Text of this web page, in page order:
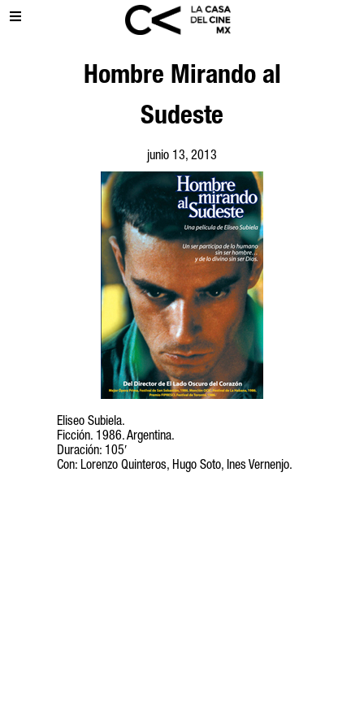
Hombre Mirando al
Sudeste
junio 13, 2013
Eliseo Subiela.
Ficción. 1986. Argentina.
Duración: 105′
Con: Lorenzo Quinteros, Hugo Soto, Ines Vernenjo.